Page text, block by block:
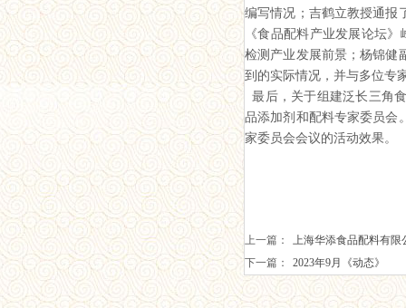
编写情况；吉鹤立教授通报
《食品配料产业发展论坛
检测产业发展前景；杨锦健
到的实际情况，并与多位专
最后，关于组建泛长三角
品添加剂和配料专家委员会
家委员会会议的活动效果。
上一篇：
上海华添食品配料有限
下一篇：
2023年9月《动态》